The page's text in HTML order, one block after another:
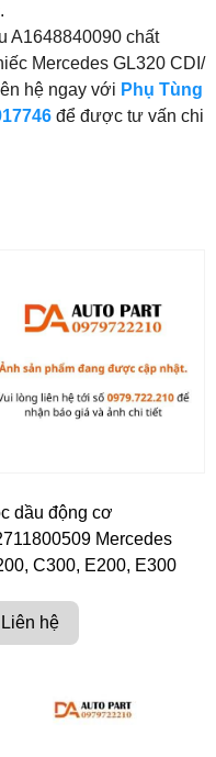
A1648840090 chất
Mercedes GL320 CDI/
hệ ngay với Phụ Tùng
để được tư vấn chi
dầu động cơ
Mercedes
C300, E200, E300
Liên hệ